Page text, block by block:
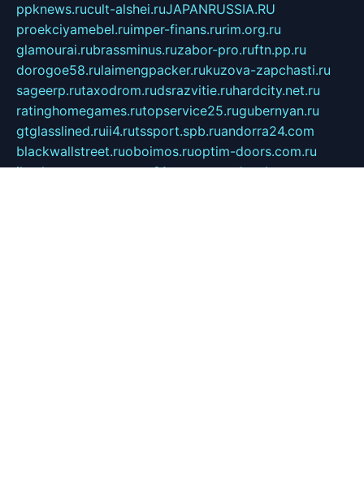
ppknews.rucult-alshei.ruJAPANRUSSIA.RU
proekciyamebel.ruimper-finans.rurim.org.ru
glamourai.rubrassminus.ruzabor-pro.ruftn.pp.ru
dorogoe58.rulaimengpacker.rukuzova-zapchasti.ru
sageerp.rutaxodrom.rudsrazvitie.ruhardcity.net.ru
ratinghomegames.rutopservice25.rugubernyan.ru
gtglasslined.ruii4.rutssport.spb.ruandorra24.com
blackwallstreet.ruoboimos.ruoptim-doors.com.ru
ikuch.runycr.org.runpa21.ruvremya-ch.spb.ru